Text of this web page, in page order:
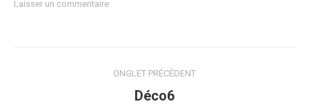
Laisser un commentaire
ONGLET PRÉCÉDENT
Onglet
Déco6